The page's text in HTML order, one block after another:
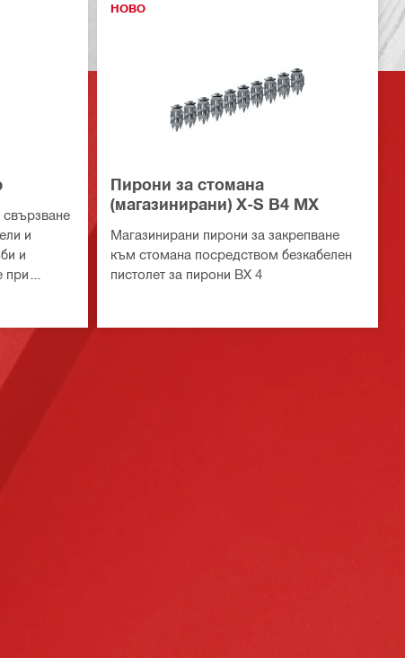
и
и
при
НОВО
Пирони за стомана
(магазинирани) X-S B4 MX
Магазинирани пирони за закрепване
към стомана посредством безкабелен
пистолет за пирони BX 4